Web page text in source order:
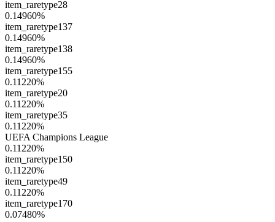
item_raretype28
0.14960%
item_raretype137
0.14960%
item_raretype138
0.14960%
item_raretype155
0.11220%
item_raretype20
0.11220%
item_raretype35
0.11220%
UEFA Champions League
0.11220%
item_raretype150
0.11220%
item_raretype49
0.11220%
item_raretype170
0.07480%